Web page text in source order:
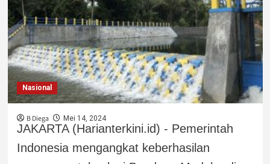
Nasional
B Diega Mei 14, 2024
JAKARTA (Harianterkini.id) - Pemerintah
Indonesia mengangkat keberhasilan